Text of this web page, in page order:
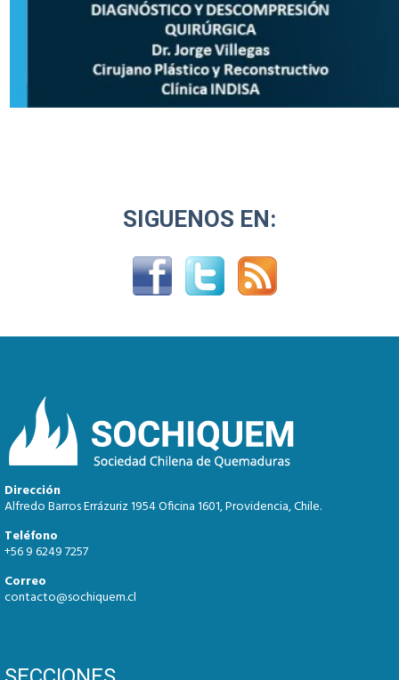
SIGUENOS EN:
Dirección
Alfredo Barros Errázuriz 1954 Oficina 1601, Providencia, Chile.
Teléfono
+56 9 6249 7257
Correo
contacto@sochiquem.cl